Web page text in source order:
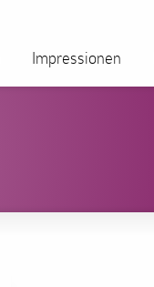
Impressionen